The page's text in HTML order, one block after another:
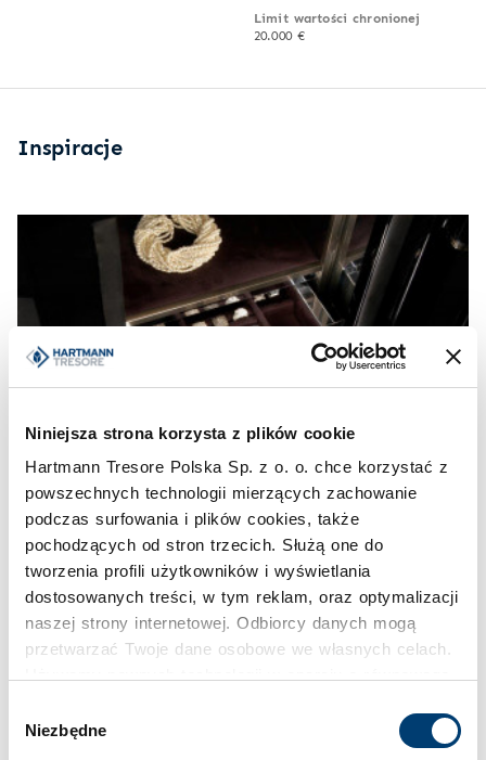
Niniejsza strona korzysta z plików cookie
Hartmann Tresore Polska Sp. z o. o. chce korzystać z
powszechnych technologii mierzących zachowanie
podczas surfowania i plików cookies, także
pochodzących od stron trzecich. Służą one do
tworzenia profili użytkowników i wyświetlania
dostosowanych treści, w tym reklam, oraz optymalizacji
naszej strony internetowej. Odbiorcy danych mogą
przetwarzać Twoje dane osobowe we własnych celach.
zgody
Niezbędne
Limit wartości chronionej
20.000 €
Inspiracje